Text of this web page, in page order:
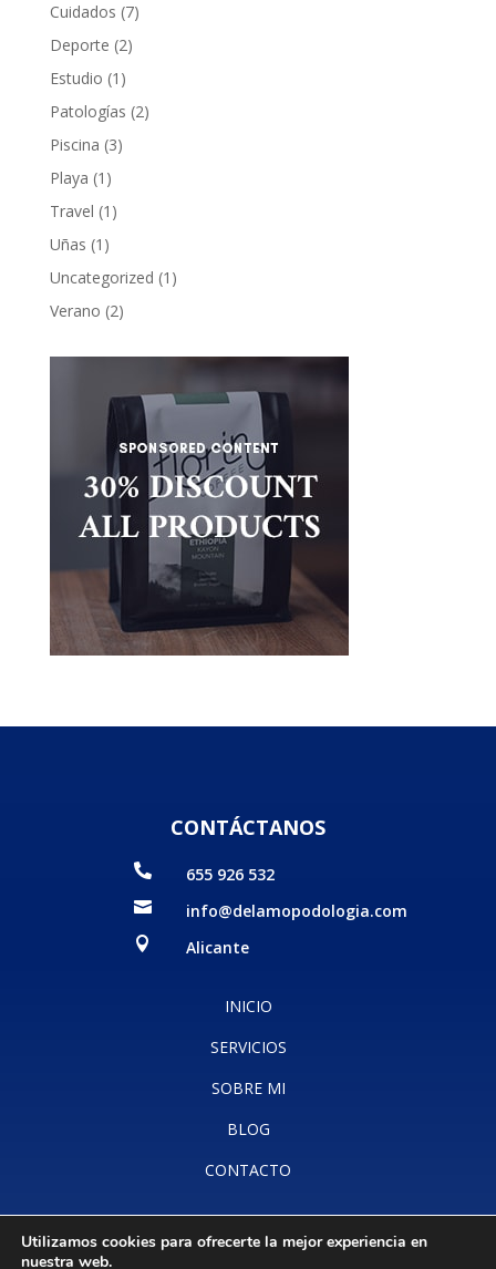
Cuidados (7)
Deporte (2)
Estudio (1)
Patologías (2)
Piscina (3)
Playa (1)
Travel (1)
Uñas (1)
Uncategorized (1)
Verano (2)
CONTÁCTANOS
 655 926 532
 info@delamopodologia.com
 Alicante
INICIO
SERVICIOS
SOBRE MI
BLOG
CONTACTO
Aviso legal·Accesibilidad·Política de cookies·Política de
Utilizamos cookies para ofrecerte la mejor experiencia en
nuestra web.